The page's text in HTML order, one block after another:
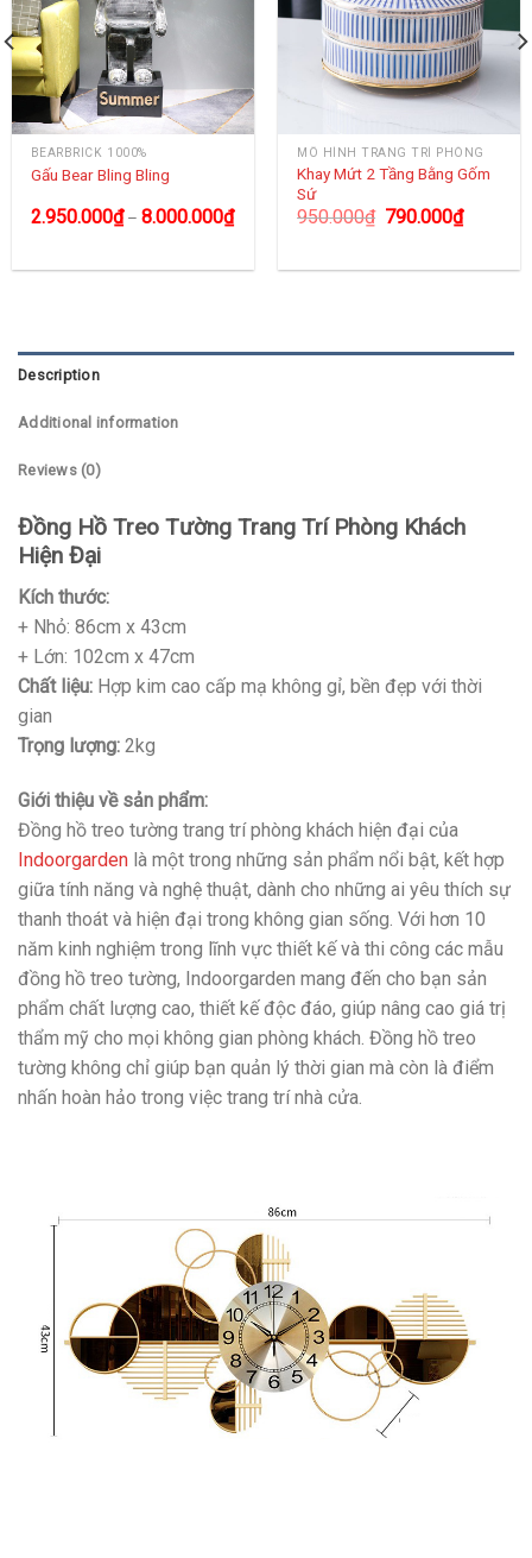
BEARBRICK 1000%
Gấu Bear Bling Bling
2.950.000₫– 8.000.000₫
MÔ HÌNH TRANG TRÍ PHÒNG
Khay Mứt 2 Tầng Bằng Gốm
Sứ
950.000₫ 790.000₫
Description
Additional information
Reviews (0)
Đồng Hồ Treo Tường Trang Trí Phòng Khách
Hiện Đại
Kích thước:
+ Nhỏ: 86cm x 43cm
+ Lớn: 102cm x 47cm
Chất liệu: Hợp kim cao cấp mạ không gỉ, bền đẹp với thời
gian
Trọng lượng: 2kg
Giới thiệu về sản phẩm:
Đồng hồ treo tường trang trí phòng khách hiện đại của
Indoorgarden là một trong những sản phẩm nổi bật, kết hợp
giữa tính năng và nghệ thuật, dành cho những ai yêu thích sự
thanh thoát và hiện đại trong không gian sống. Với hơn 10
năm kinh nghiệm trong lĩnh vực thiết kế và thi công các mẫu
đồng hồ treo tường, Indoorgarden mang đến cho bạn sản
phẩm chất lượng cao, thiết kế độc đáo, giúp nâng cao giá trị
thẩm mỹ cho mọi không gian phòng khách. Đồng hồ treo
tường không chỉ giúp bạn quản lý thời gian mà còn là điểm
nhấn hoàn hảo trong việc trang trí nhà cửa.